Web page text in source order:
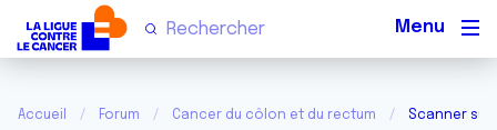
Accueil Forum Cancer du côlon et du rectum Scanner